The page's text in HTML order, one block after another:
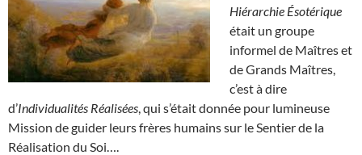
Hiérarchie Ésotérique
était un groupe
informel de Maîtres et
de Grands Maîtres,
c’est à dire
d’Individualités Réalisées , qui s’était donnée pour lumineuse
Mission de guider leurs frères humains sur le Sentier de la
Réalisation du Soi….